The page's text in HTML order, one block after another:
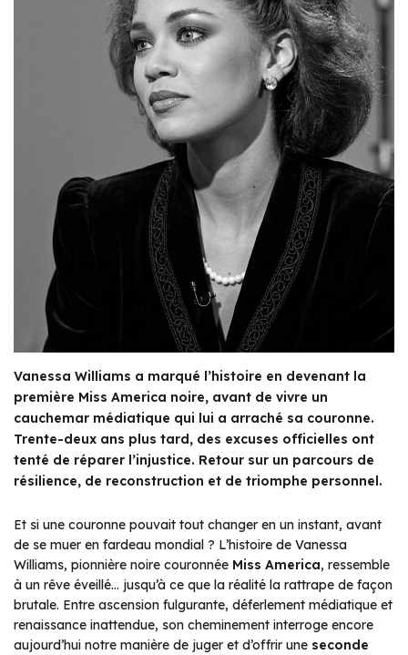
Vanessa Williams a marqué l’histoire en devenant la
première Miss America noire, avant de vivre un
cauchemar médiatique qui lui a arraché sa couronne.
Trente-deux ans plus tard, des excuses officielles ont
tenté de réparer l’injustice. Retour sur un parcours de
résilience, de reconstruction et de triomphe personnel.
Et si une couronne pouvait tout changer en un instant, avant
de se muer en fardeau mondial ? L’histoire de Vanessa
Williams, pionnière noire couronnée Miss America, ressemble
à un rêve éveillé… jusqu’à ce que la réalité la rattrape de façon
brutale. Entre ascension fulgurante, déferlement médiatique et
renaissance inattendue, son cheminement interroge encore
aujourd’hui notre manière de juger et d’offrir une seconde